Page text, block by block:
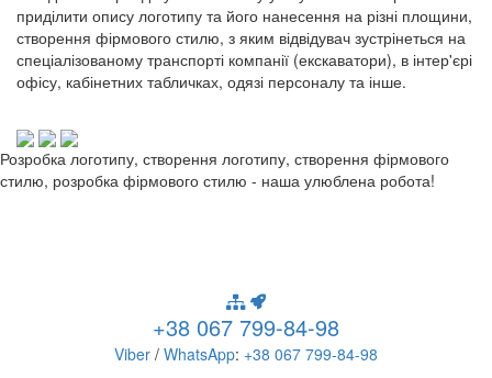
приділити опису логотипу та його нанесення на різні площини,
створення фірмового стилю, з яким відвідувач зустрінеться на
спеціалізованому транспорті компанії (екскаватори), в інтер'єрі
офісу, кабінетних табличках, одязі персоналу та інше.
Розробка логотипу, створення логотипу, створення фірмового
стилю, розробка фірмового стилю - наша улюблена робота!
+38 067 799-84-98
Viber / WhatsApp: +38 067 799-84-98